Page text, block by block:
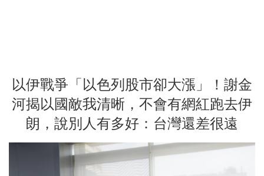
以伊戰爭「以色列股市卻大漲」！謝金
河揭以國敵我清晰，不會有網紅跑去伊
朗，說別人有多好：台灣還差很遠